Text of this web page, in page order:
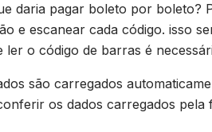
daria pagar boleto por boleto?
e escanear cada código. isso
ler o código de barras é
são carregados
os dados carregados